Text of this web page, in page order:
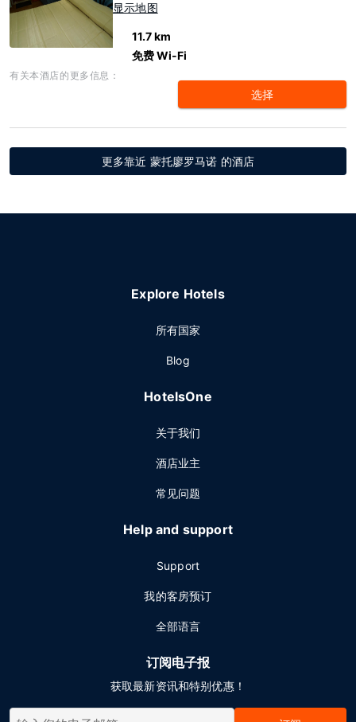
显示地图
11.7 km
免费 Wi-Fi
有关本酒店的更多信息：
选择
更多靠近 蒙托廖罗马诺 的酒店
Explore Hotels
所有国家
Blog
HotelsOne
关于我们
酒店业主
常见问题
Help and support
Support
我的客房预订
全部语言
订阅电子报
获取最新资讯和特别优惠！